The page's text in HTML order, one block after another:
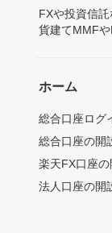
FXや投資信
貨建てMMF
ホーム
総合口座ログ
総合口座の開
楽天FX口座の
法人口座の開